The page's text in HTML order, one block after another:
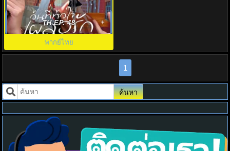
วันที่หัวใจเผลอรัก (2026) My
Page in the 90s พากย์ไทย EP1-
24
TH EP. 48
พากย์ไทย
1
ค้นหา